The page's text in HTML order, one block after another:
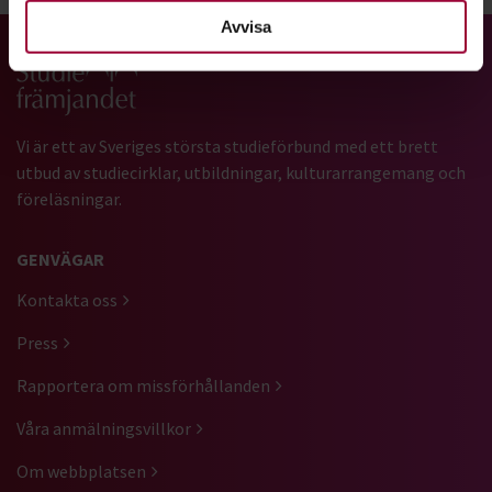
Avvisa
Gå till studiefrämjandets startsida
Vi är ett av Sveriges största studieförbund med ett brett
utbud av studiecirklar, utbildningar, kulturarrangemang och
föreläsningar.
GENVÄGAR
Kontakta oss
Press
Rapportera om missförhållanden
Våra anmälningsvillkor
Om webbplatsen